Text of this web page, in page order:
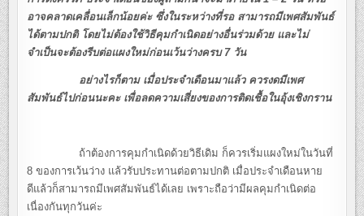
อาจคลาดเคลื่อนเล็กน้อยค่ะ ซึ่งในระหว่างที่รอ สามารถมีเพศสัมพันธ์
ได้ตามปกติ โดยไม่ต้องใช้วิธีคุมกำเนิดอย่างอื่นร่วมด้วย และไม่
จำเป็นจะต้องรีบต่อแผงใหม่ก่อนเว้นว่างครบ 7 วัน
อย่างไรก็ตาม เมื่อประจำเดือนมาแล้ว ควรงดมีเพศ
สัมพันธ์ไปก่อนนะคะ เพื่อลดความเสี่ยงของการติดเชื้อในอุ้งเชิงกราน
ถ้าต้องการคุมกำเนิดด้วยวิธีเดิม ก็ควรเริ่มแผงใหม่ในวันที่
8 ของการเว้นว่าง แล้วรับประทานต่อตามปกติ เมื่อประจำเดือนหาย
ดีแล้วก็สามารถมีเพศสัมพันธ์ได้เลย เพราะถือว่ามีผลคุมกำเนิดต่อ
เนื่องกันทุกวันค่ะ